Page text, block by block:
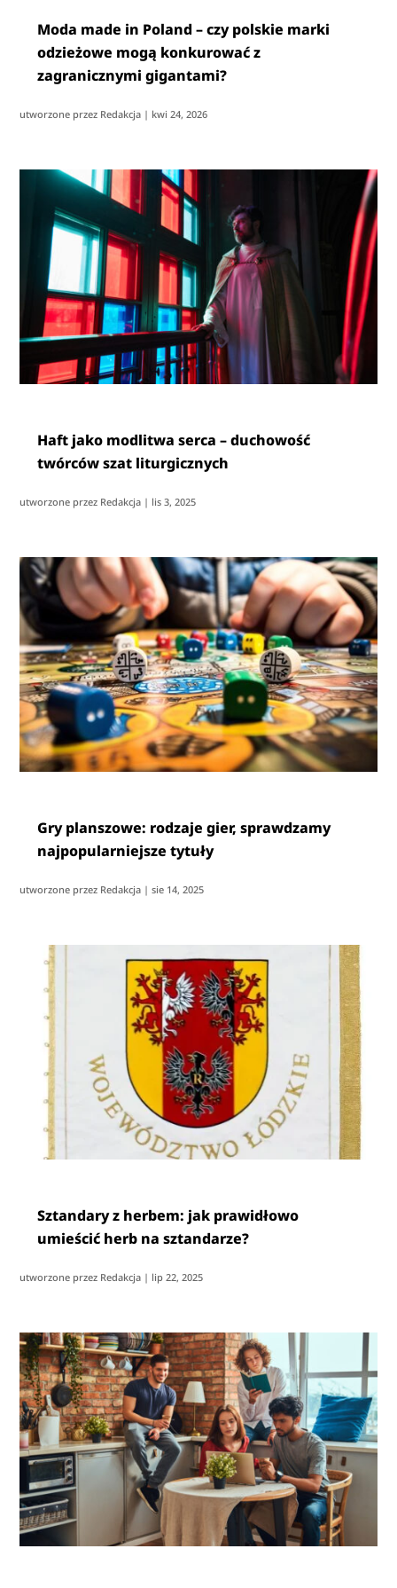
Moda made in Poland – czy polskie marki
odzieżowe mogą konkurować z
zagranicznymi gigantami?
utworzone przez Redakcja | kwi 24, 2026
Haft jako modlitwa serca – duchowość
twórców szat liturgicznych
utworzone przez Redakcja | lis 3, 2025
Gry planszowe: rodzaje gier, sprawdzamy
najpopularniejsze tytuły
utworzone przez Redakcja |sie 14, 2025
Sztandary z herbem: jak prawidłowo
umieścić herb na sztandarze?
utworzone przez Redakcja | lip 22, 2025